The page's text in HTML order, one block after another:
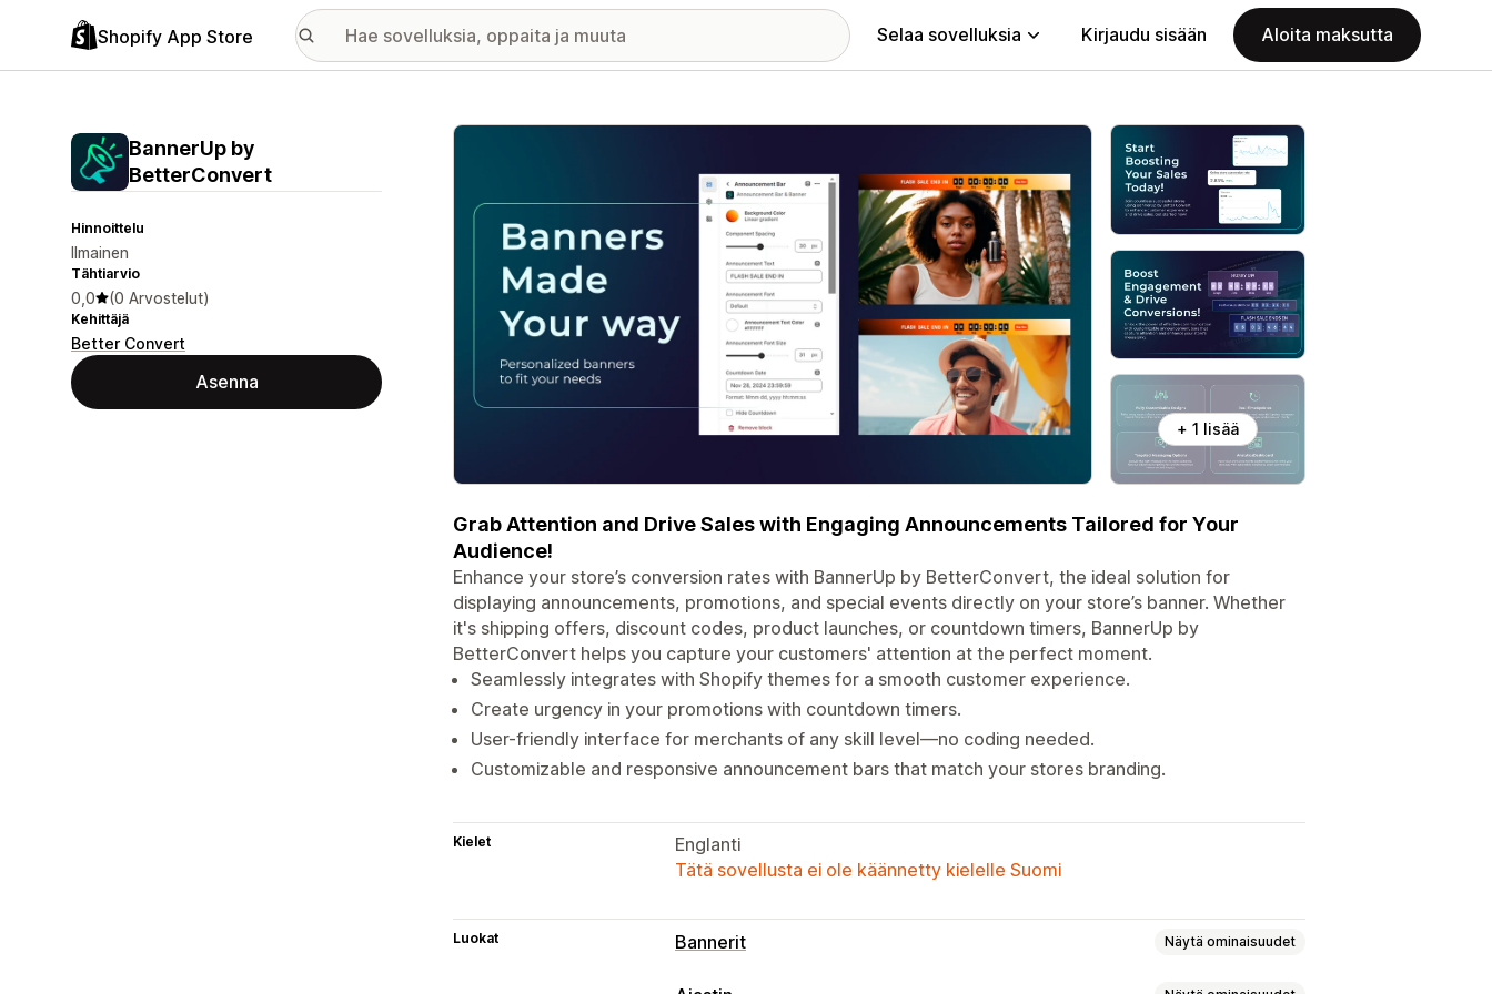
Shopify App Store Selaa sovelluksia Kirjaudu sisään Aloita maksutta
BannerUp by
BetterConvert
Hinnoittelu
Ilmainen
Tähtiarvio
0,0 (0 Arvostelut)
Kehittäjä
Better Convert
Asenna
Esittelykuvagalleria
+ 1 lisää
Grab Attention and Drive Sales with Engaging Announcements Tailored for Your
Audience!
Enhance your store’s conversion rates with BannerUp by BetterConvert, the ideal solution for
displaying announcements, promotions, and special events directly on your store’s banner. Whether
it's shipping offers, discount codes, product launches, or countdown timers, BannerUp by
BetterConvert helps you capture your customers' attention at the perfect moment.
Seamlessly integrates with Shopify themes for a smooth customer experience.
Create urgency in your promotions with countdown timers.
User-friendly interface for merchants of any skill level—no coding needed.
Customizable and responsive announcement bars that match your stores branding.
Kielet
Englanti
Tätä sovellusta ei ole käännetty kielelle Suomi
Luokat Bannerit Näytä ominaisuudet